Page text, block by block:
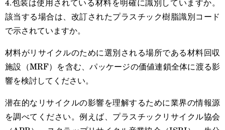
該当する場合は、改訂されたプラスチック樹脂識別コード
で示されていますか。
材料がリサイクルのために選別される場所である材料回収
施設（MRF）を含む、パッケージの価値連鎖全体に渡る影
響を検討してください。
潜在的なリサイクルの影響を理解するために業界の情報源
を調べてください。例えば、プラスチックリサイクル協会